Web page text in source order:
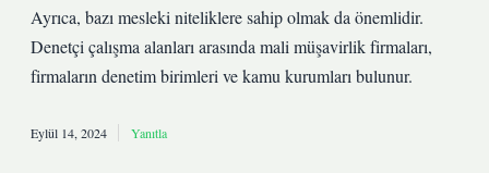
Ayrıca, bazı mesleki niteliklere sahip olmak da önemlidir.
Denetçi çalışma alanları arasında mali müşavirlik firmaları,
firmaların denetim birimleri ve kamu kurumları bulunur.
Eylül 14, 2024 Yanıtla